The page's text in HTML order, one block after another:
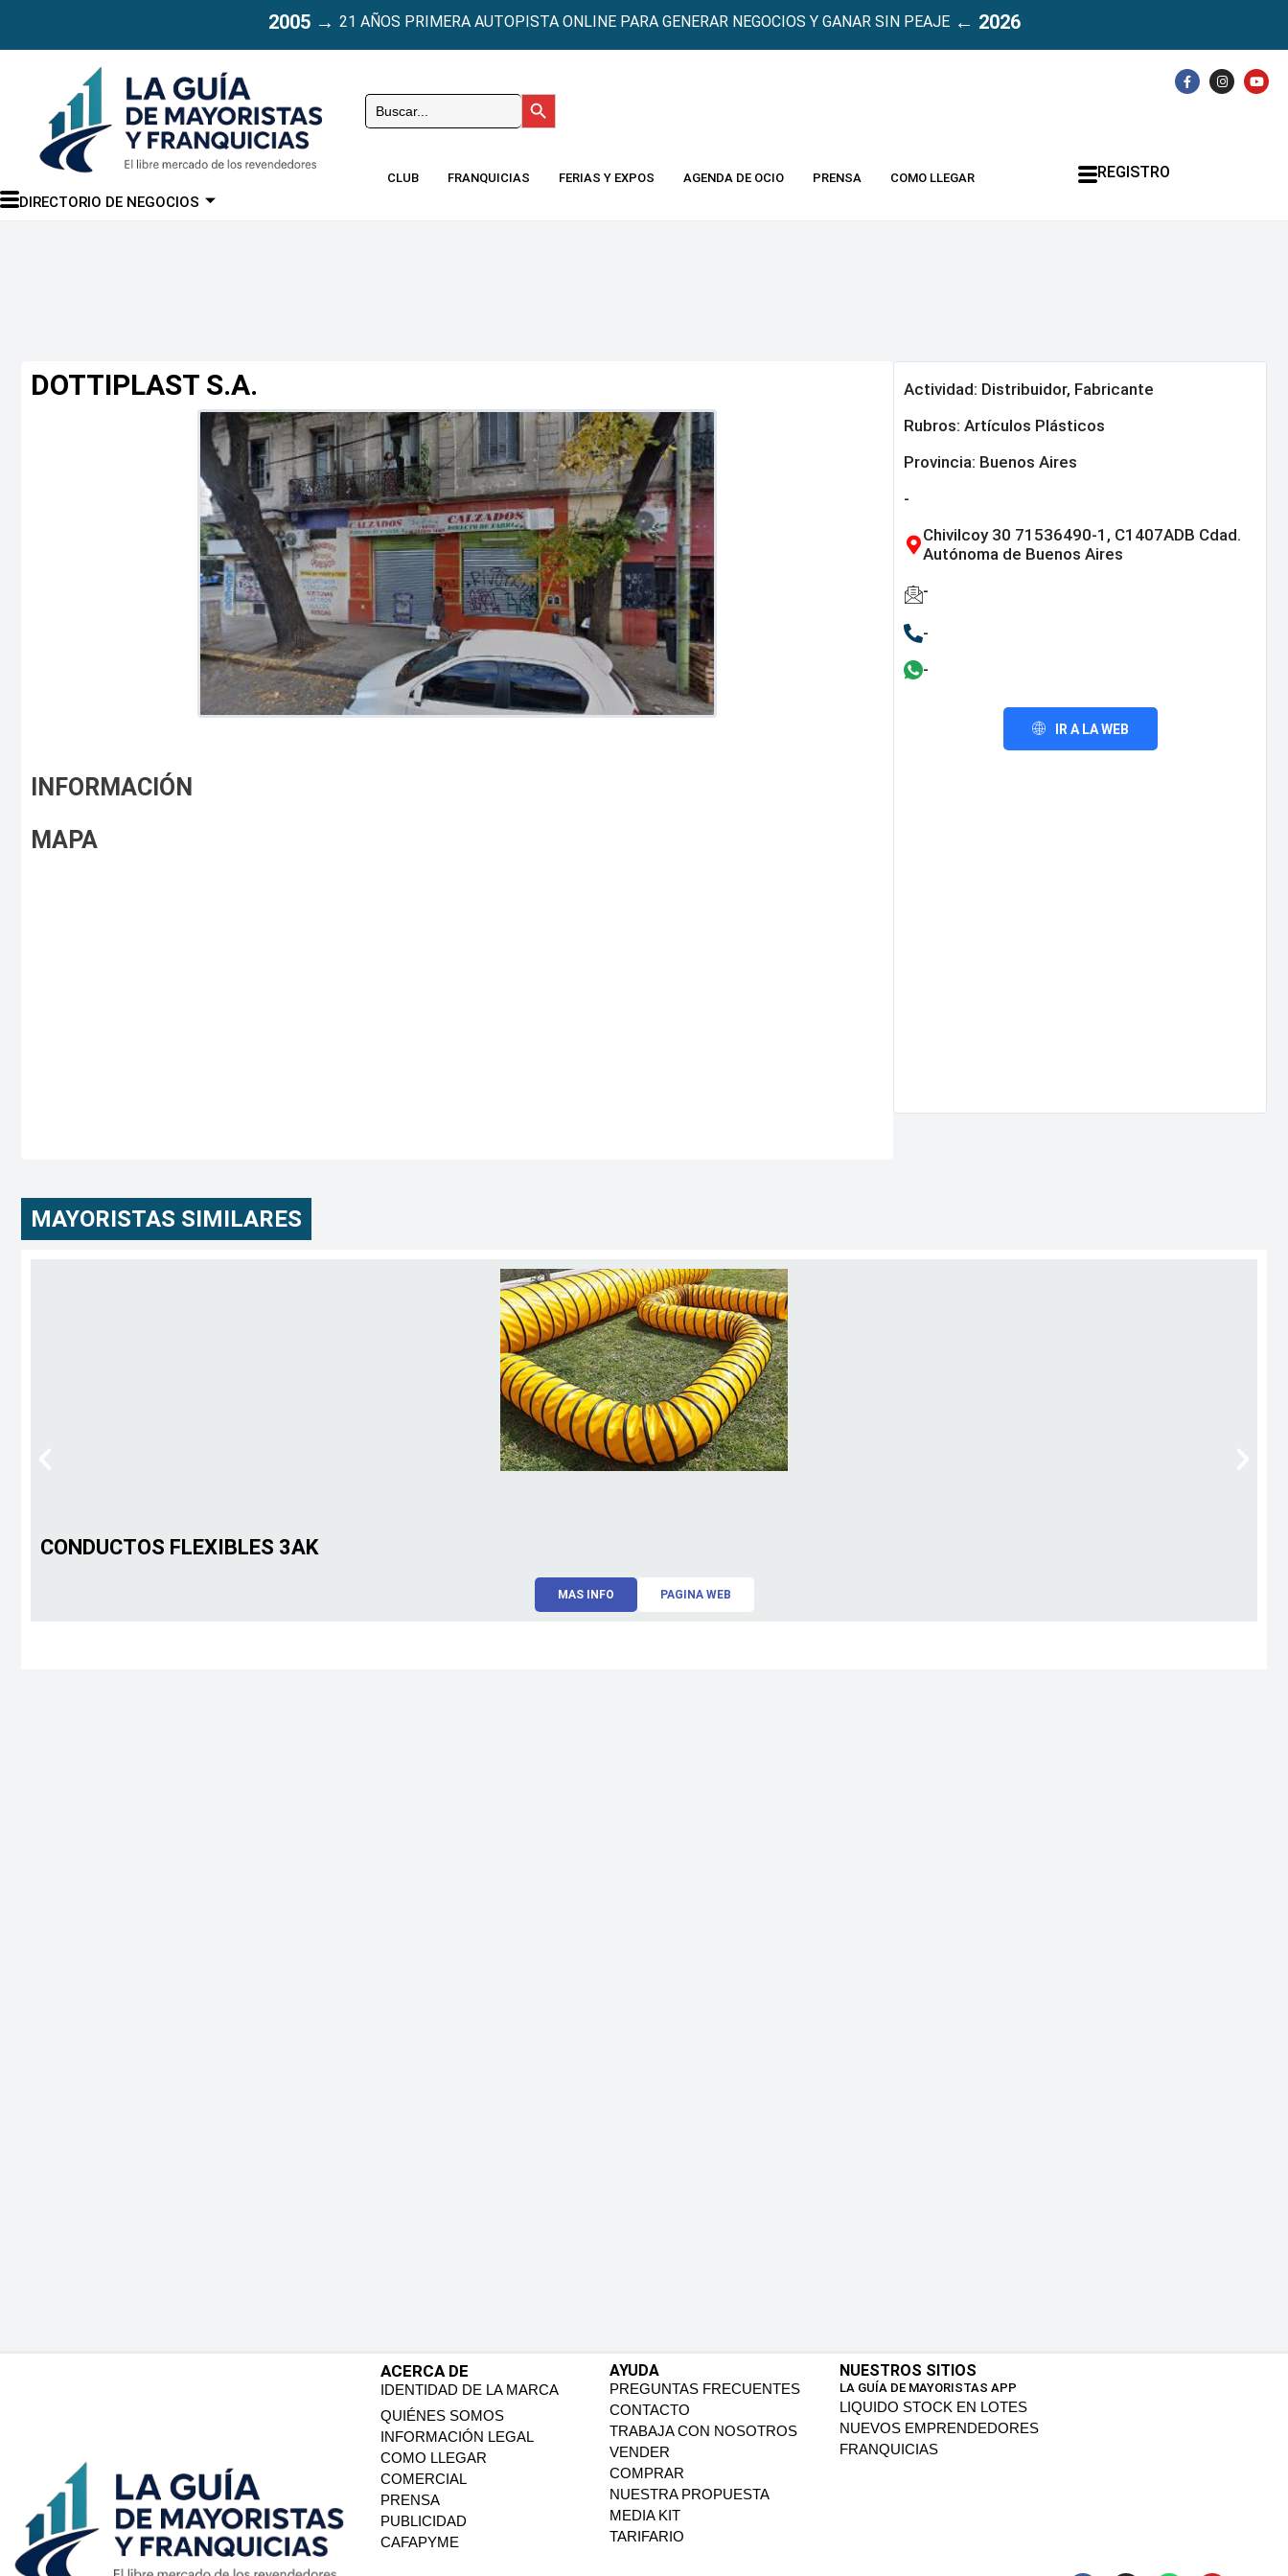
2005→ 21 AÑOS PRIMERA AUTOPISTA ONLINE PARA GENERAR NEGOCIOS Y GANAR SIN PEAJE← 2026
DIRECTORIO DE NEGOCIOS
Buscar: Botón de búsqueda
CLUB FRANQUICIAS FERIAS Y EXPOS AGENDA DE OCIO PRENSA COMO LLEGAR REGISTRO
DOTTIPLAST S.A.
INFORMACIÓN
MAPA
Actividad: Distribuidor, Fabricante
Rubros: Artículos Plásticos
Provincia: Buenos Aires
-
Chivilcoy 30 71536490-1, C1407ADB Cdad.
Autónoma de Buenos Aires
-
-
-
IR A LA WEB
MAYORISTAS SIMILARES
CONDUCTOS FLEXIBLES 3AK
MAS INFO PAGINA WEB
ACERCA DE
IDENTIDAD DE LA MARCA
QUIÉNES SOMOS
INFORMACIÓN LEGAL
COMO LLEGAR
COMERCIAL
PRENSA
PUBLICIDAD
CAFAPYME
AYUDA
PREGUNTAS FRECUENTES
CONTACTO
TRABAJA CON NOSOTROS
VENDER
COMPRAR
NUESTRA PROPUESTA
MEDIA KIT
TARIFARIO
NUESTROS SITIOS
LA GUÍA DE MAYORISTAS APP
LIQUIDO STOCK EN LOTES
NUEVOS EMPRENDEDORES
FRANQUICIAS